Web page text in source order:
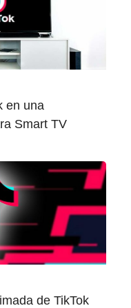
en una
Smart TV
de TikTok